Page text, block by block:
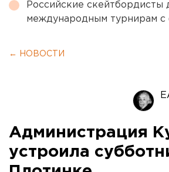
Российские
международным турнирам с
← НОВОСТИ
Администрация
устроила